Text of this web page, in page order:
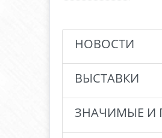
НОВОСТИ
ВЫСТАВКИ
ЗНАЧИМЫЕ И